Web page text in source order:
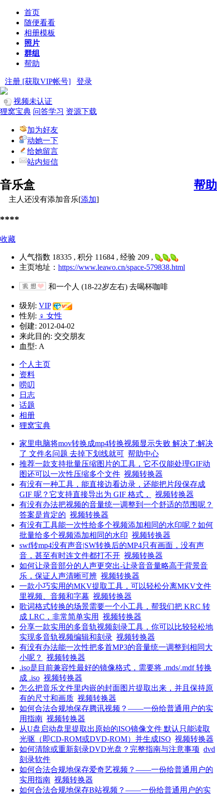
首页
随便看看
相册模板
照片
群组
帮助
注册 [获取VIP帐号] 登录
视频未认证
狸窝宝典 问答学习 资源下载
加为好友
动她一下
给她留言
站内短信
帮助
音乐盒
主人还没有添加音乐[添加]
****
收藏
人气指数 18335 , 积分 11684 , 经验 209 ,
主页地址： https://www.leawo.cn/space-579838.html
和一个人 (18-22岁左右) 去喝杯咖啡
级别: VIP
性别: ♀ 女性
创建: 2012-04-02
来此目的: 交交朋友
血型: A
个人主页
资料
唠叨
日志
话题
相册
狸窝宝典
家里电脑将mov转换成mp4转换视频显示失败 解决了:解决
了 文件名问题 去掉下划线就可 帮助中心
推荐一款支持批量压缩图片的工具，它不仅能处理GIF动
图还可以一次性压缩多个文件 视频转换器
有没有一种工具，能直接边看边录，还能把片段保存成
GIF 呢？它支持直接导出为 GIF 格式，
视频转换器
有没有办法把视频的音量统一调整到一个舒适的范围呢？
答案是肯定的 视频转换器
有没有工具能一次性给多个视频添加相同的水印呢？如何
批量给多个视频添加相同的水印 视频转换器
swf转mp4没有声音|SW转换后的MP4只有画面，没有声
音，甚至有时连文件都打不开 视频转换器
如何让录音部分的人声更突出-让录音音量略高于背景音
乐，保证人声清晰可辨 视频转换器
一款小巧实用的MKV提取工具，可以轻松分离MKV文件
里视频、音频和字幕 视频转换器
歌词格式转换的场景需要一个小工具，帮我们把 KRC 转
成 LRC，非常简单实用
视频转换器
分享一款实用的多音轨视频刻录工具，你可以比较轻松地
实现多音轨视频编辑和刻录 视频转换器
有没有办法能一次性把多首MP3的音量统一调整到相同大
小呢？
视频转换器
.iso是目前兼容性最好的镜像格式，需要将 .mds/.mdf 转换
成 .iso 视频转换器
怎么把音乐文件里内嵌的封面图片提取出来，并且保持原
有的尺寸和画质 视频转换器
如何合法合规地保存腾讯视频？——一份给普通用户的实
用指南 视频转换器
从U盘启动盘里提取出原始的ISO镜像文件 默认只能读取
光驱（即CD-ROM或DVD-ROM）并生成ISO 视频转换器
如何清除或重新刻录DVD光盘？完整指南与注意事项 dvd
刻录软件
如何合法合规地保存爱奇艺视频？——一份给普通用户的
实用指南 视频转换器
如何合法合规地保存B站视频？——一份给普通用户的实